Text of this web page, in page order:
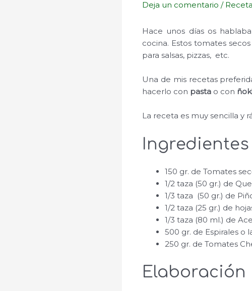
Deja un comentario /
Hace unos días os
cocina. Estos tomates
para salsas, pizzas, etc.
Una de mis recetas
hacerlo con pasta o con
La receta es muy sencilla y
Ingredientes
150 gr. de Tomates
1/2 taza (50 gr.) de
1/3 taza (50 gr.) de
1/2 taza (25 gr.) de
1/3 taza (80 ml.) de
500 gr. de Espirales o
250 gr. de Tomates
Elaboración